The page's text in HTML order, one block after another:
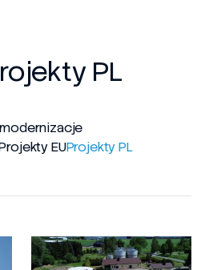
PL
EUProjekty PL